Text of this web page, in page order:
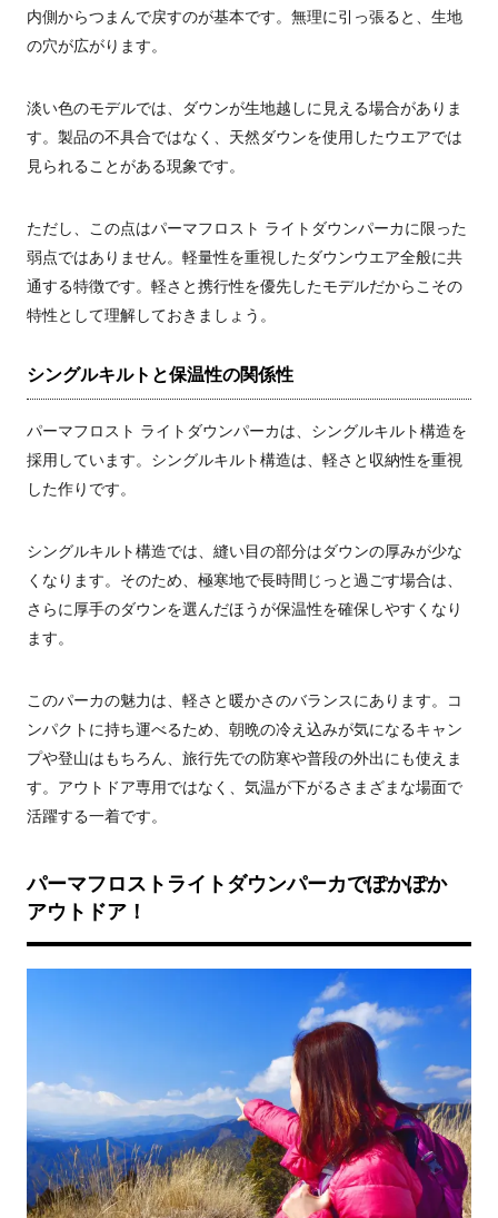
内側からつまんで戻すのが基本です。無理に引っ張ると、生地
の穴が広がります。
淡い色のモデルでは、ダウンが生地越しに見える場合がありま
す。製品の不具合ではなく、天然ダウンを使用したウエアでは
見られることがある現象です。
ただし、この点はパーマフロスト ライトダウンパーカに限った
弱点ではありません。軽量性を重視したダウンウエア全般に共
通する特徴です。軽さと携行性を優先したモデルだからこその
特性として理解しておきましょう。
シングルキルトと保温性の関係性
パーマフロスト ライトダウンパーカは、シングルキルト構造を
採用しています。シングルキルト構造は、軽さと収納性を重視
した作りです。
シングルキルト構造では、縫い目の部分はダウンの厚みが少な
くなります。そのため、極寒地で長時間じっと過ごす場合は、
さらに厚手のダウンを選んだほうが保温性を確保しやすくなり
ます。
このパーカの魅力は、軽さと暖かさのバランスにあります。コ
ンパクトに持ち運べるため、朝晩の冷え込みが気になるキャン
プや登山はもちろん、旅行先での防寒や普段の外出にも使えま
す。アウトドア専用ではなく、気温が下がるさまざまな場面で
活躍する一着です。
パーマフロストライトダウンパーカでぽかぽか
アウトドア！